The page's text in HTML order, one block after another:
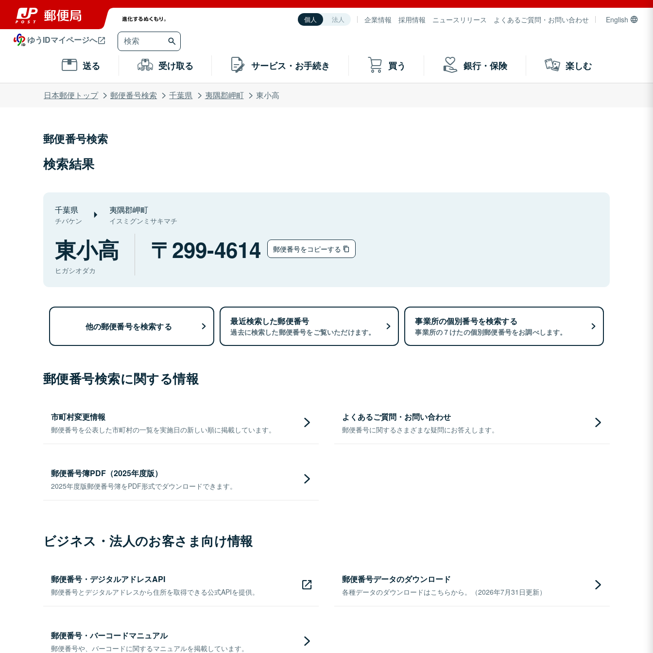
個人 法人 企業情報 採用情報 ニュースリリース よくあるご質問・お問い合わせ English
ゆうIDマイページへ
送る 受け取る サービス・お手続き 買う 銀行・保険 楽しむ
日本郵便トップ 郵便番号検索 千葉県 夷隅郡岬町 東小高
郵便番号検索
検索結果
千葉県
チバケン
夷隅郡岬町
イスミグンミサキマチ
東小高
ヒガシオダカ
299-4614 郵便番号をコピーする
他の郵便番号を検索する 最近検索した郵便番号
過去に検索した郵便番号をご覧いただけます。
事業所の個別番号を検索する
事業所の７けたの個別郵便番号をお調べします。
郵便番号検索に関する情報
市町村変更情報
郵便番号を公表した市町村の一覧を実施日の新しい順に掲載しています。
よくあるご質問・お問い合わせ
郵便番号に関するさまざまな疑問にお答えします。
郵便番号簿PDF（2025年度版）
2025年度版郵便番号簿をPDF形式でダウンロードできます。
ビジネス・法人のお客さま向け情報
郵便番号・デジタルアドレスAPI
郵便番号とデジタルアドレスから住所を取得できる公式APIを提供。
郵便番号データのダウンロード
各種データのダウンロードはこちらから。（2026年7月31日更新）
郵便番号・バーコードマニュアル
郵便番号や、バーコードに関するマニュアルを掲載しています。